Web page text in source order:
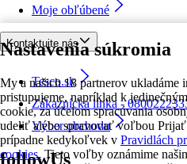
Nastavenia súkromia
My a našich 18 partnerov ukladáme
pristupujeme, napríklad k
cookie, za účelom spracúvania
udeliť alebo spravovať voľbou
prípadne kedykoľvek v Pravidlách
cookies. Tieto voľby oznámime
Moje obľúbené
Kontaktujte nás
Tesco.sk
Zákaznícka linka -
Výber obchodu
followUs